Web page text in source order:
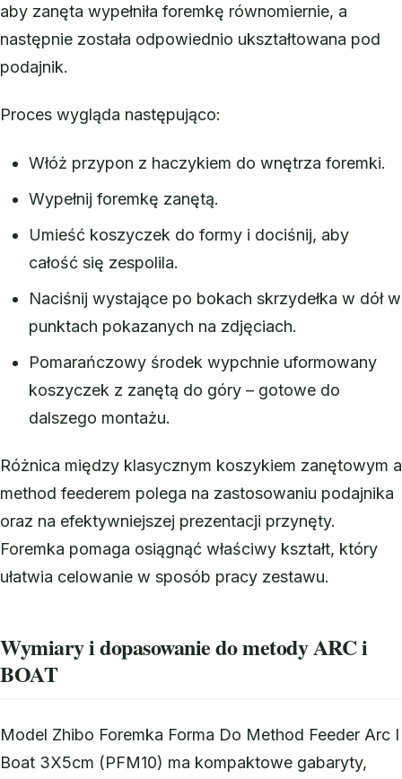
aby zanęta wypełniła foremkę równomiernie, a
następnie została odpowiednio ukształtowana pod
podajnik.
Proces wygląda następująco:
Włóż przypon z haczykiem do wnętrza foremki.
Wypełnij foremkę zanętą.
Umieść koszyczek do formy i dociśnij, aby
całość się zespolila.
Naciśnij wystające po bokach skrzydełka w dół w
punktach pokazanych na zdjęciach.
Pomarańczowy środek wypchnie uformowany
koszyczek z zanętą do góry – gotowe do
dalszego montażu.
Różnica między klasycznym koszykiem zanętowym a
method feederem polega na zastosowaniu podajnika
oraz na efektywniejszej prezentacji przynęty.
Foremka pomaga osiągnąć właściwy kształt, który
ułatwia celowanie w sposób pracy zestawu.
Wymiary i dopasowanie do metody ARC i
BOAT
Model Zhibo Foremka Forma Do Method Feeder Arc I
Boat 3X5cm (PFM10) ma kompaktowe gabaryty,